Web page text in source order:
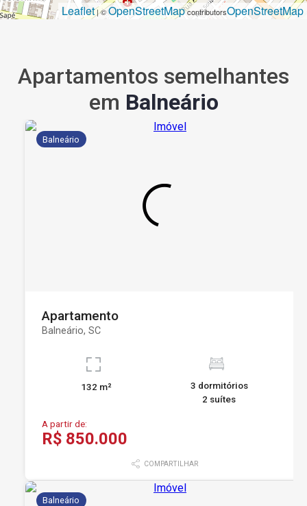
Leaflet| ©OpenStreetMapcontributorsOpenStreetMap
Apartamentos semelhantes
em Balneário
Balneário
Apartamento
Balneário, SC
132 m²
3 dormitórios
2 suítes
A partir de:
R$ 850.000
COMPARTILHAR
Balneário